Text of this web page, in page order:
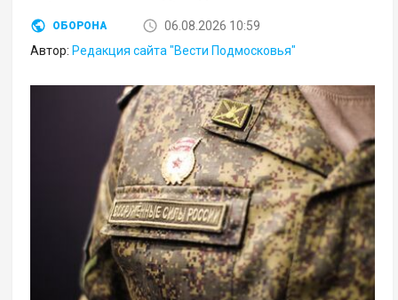
ОБОРОНА
06.08.2026 10:59
Автор: Редакция сайта "Вести Подмосковья"